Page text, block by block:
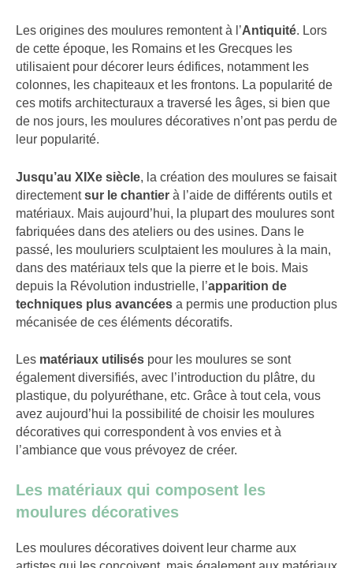
Les origines des moulures remontent à l’Antiquité. Lors
de cette époque, les Romains et les Grecques les
utilisaient pour décorer leurs édifices, notamment les
colonnes, les chapiteaux et les frontons. La popularité de
ces motifs architecturaux a traversé les âges, si bien que
de nos jours, les moulures décoratives n’ont pas perdu de
leur popularité.
Jusqu’au XIXe siècle, la création des moulures se faisait
directementsur le chantier à l’aide de différents outils et
matériaux. Mais aujourd’hui, la plupart des moulures sont
fabriquées dans des ateliers ou des usines. Dans le
passé, les mouluriers sculptaient les moulures à la main,
dans des matériaux tels que la pierre et le bois. Mais
depuis la Révolution industrielle, l’apparition de
techniques plus avancées a permis une production plus
mécanisée de ces éléments décoratifs.
Les matériaux utilisés pour les moulures se sont
également diversifiés, avec l’introduction du plâtre, du
plastique, du polyuréthane, etc. Grâce à tout cela, vous
avez aujourd’hui la possibilité de choisir les moulures
décoratives qui correspondent à vos envies et à
l’ambiance que vous prévoyez de créer.
Les matériaux qui composent les
moulures décoratives
Les moulures décoratives doivent leur charme aux